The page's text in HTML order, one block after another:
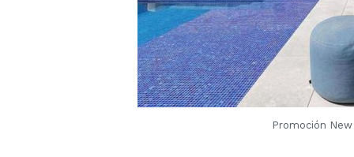
Promoción